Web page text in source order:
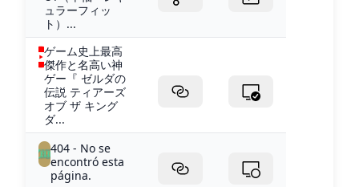
ュラーフィッ
ト）...
ゲーム史上最高
傑作と名高い神
ゲー『 ゼルダの
伝説 ティアーズ
オブ ザ キング
ダ...
404 - No se
encontró esta
página.